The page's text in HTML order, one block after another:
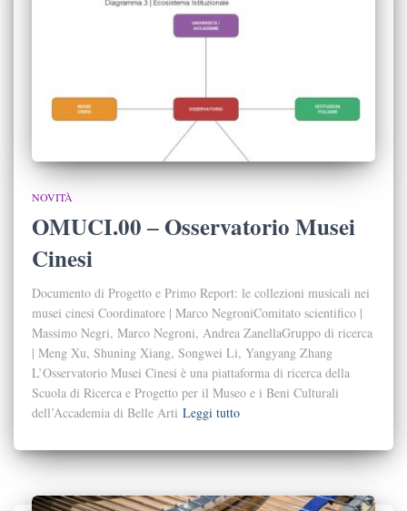
NOVITÀ
OMUCI.00 ‒ Osservatorio Musei
Cinesi
Documento di Progetto e Primo Report: le collezioni musicali nei
musei cinesi Coordinatore | Marco NegroniComitato scientifico |
Massimo Negri, Marco Negroni, Andrea ZanellaGruppo di ricerca
| Meng Xu, Shuning Xiang, Songwei Li, Yangyang Zhang
L’Osservatorio Musei Cinesi è una piattaforma di ricerca della
Scuola di Ricerca e Progetto per il Museo e i Beni Culturali
dell’Accademia di Belle Arti Leggi tutto